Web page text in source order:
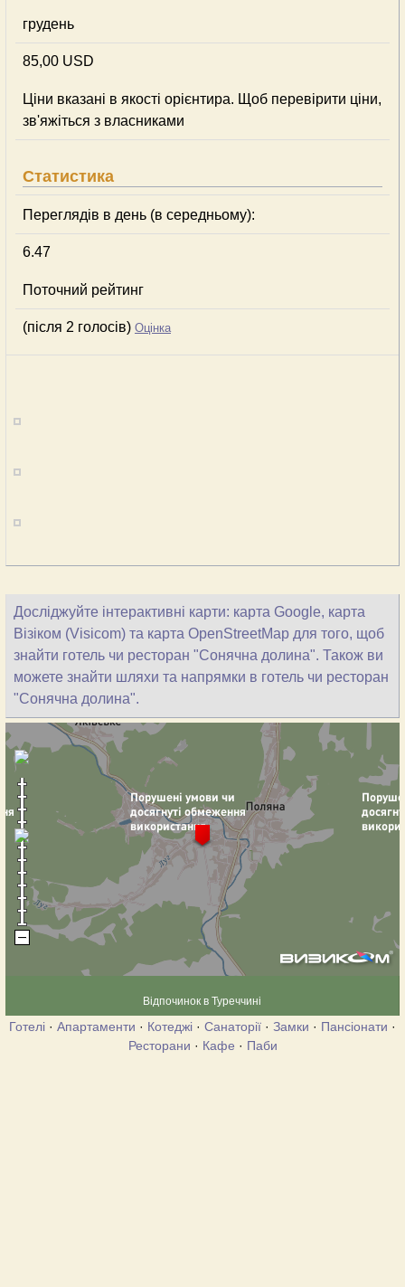
грудень
85,00 USD
Ціни вказані в якості орієнтира. Щоб перевірити ціни,
зв'яжіться з власниками
Статистика
Переглядів в день (в середньому):
6.47
Поточний рейтинг
(після 2 голосів) Оцінка
Досліджуйте інтерактивні карти: карта Google, карта
Візіком (Visicom) та карта OpenStreetMap для того, щоб
знайти готель чи ресторан "Сонячна долина". Також ви
можете знайти шляхи та напрямки в готель чи ресторан
"Сонячна долина".
Відпочинок в Туреччині
Готелі · Апартаменти · Котеджі · Санаторії · Замки · Пансіонати ·
Ресторани · Кафе · Паби